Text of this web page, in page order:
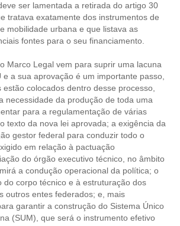
ser lamentada a retirada do artigo 30
tratava exatamente dos instrumentos de
mobilidade urbana e que listava as
fontes para o seu financiamento.
Marco Legal vem para suprir uma lacuna
e a sua aprovação é um importante passo,
estão colocados dentro desse processo,
necessidade da produção de toda uma
para a regulamentação de várias
texto da nova lei aprovada; a exigência da
gestor federal para conduzir todo o
em relação à pactuação
do órgão executivo técnico, no âmbito
a condução operacional da política; o
do corpo técnico e à estruturação dos
outros entes federados; e, mais
garantir a construção do Sistema Único
(SUM), que será o instrumento efetivo